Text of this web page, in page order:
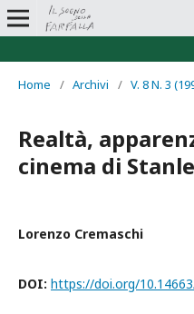
Home / Archivi / V. 8 N. 3
Realtà,
cinema di
Lorenzo Cremaschi
DOI: https://doi.org/